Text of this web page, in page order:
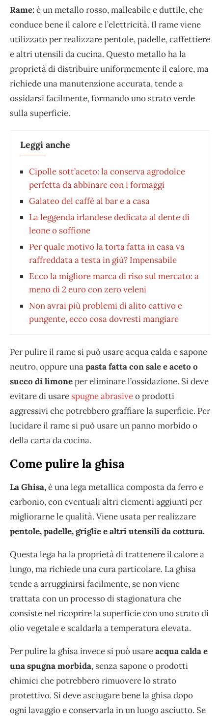
Rame:è un metallo rosso, malleabile e duttile, che
conduce bene il calore e l’elettricità. Il rame viene
utilizzato per realizzare pentole, padelle, caffettiere
e altri utensili da cucina. Questo metallo ha la
proprietà di distribuire uniformemente il calore, ma
richiede una manutenzione accurata, tende a
ossidarsi facilmente, formando uno strato verde
sulla superficie.
Leggi anche
Cipolle sott’aceto: la conserva agrodolce
perfetta da abbinare con i formaggi
Galateo del caffè al bar e a casa
La leggenda irlandese dedicata al dente di
leone o soffione
Per quale motivo la torta fatta in casa va
raffreddata a testa in giù? Impensabile
Ecco la migliore marca di riso sul mercato: a
meno di 2 euro con zero veleni
Non avrai più problemi di alito cattivo e
pungente, ecco cosa dovresti mangiare
Per pulire il rame si può usare acqua calda e sapone
neutro, oppure unapasta fatta con sale e aceto o
succo di limoneper eliminare l’ossidazione. Si deve
evitare di usare spugne abrasiveo prodotti
aggressivi che potrebbero graffiare la superficie. Per
lucidare il rame si può usare un panno morbido o
della carta da cucina.
Come pulire la ghisa
La Ghisa,è una lega metallica composta da ferro e
carbonio, con eventuali altri elementi aggiunti per
migliorarne le qualità. Viene usata per realizzare
pentole, padelle, griglie e altri utensili da cottura.
Questa lega ha la proprietà di trattenere il calore a
lungo, ma richiede una cura particolare. La ghisa
tende a arrugginirsi facilmente, se non viene
trattata con un processo di stagionatura che
consiste nel ricoprire la superficie con uno strato di
olio vegetale e scaldarla a temperatura elevata.
Per pulire la ghisa invece si può usareacqua calda e
una spugna morbida, senza sapone o prodotti
chimici che potrebbero rimuovere lo strato
protettivo. Si deve asciugare bene la ghisa dopo
ogni lavaggio e conservarla in un luogo asciutto. Se